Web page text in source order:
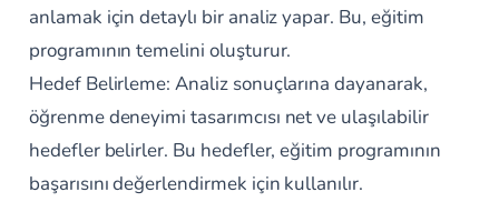
anlamak için detaylı bir analiz yapar. Bu, eğitim
programının temelini oluşturur.
Hedef Belirleme: Analiz sonuçlarına dayanarak,
öğrenme deneyimi tasarımcısı net ve ulaşılabilir
hedefler belirler. Bu hedefler, eğitim programının
başarısını değerlendirmek için kullanılır.